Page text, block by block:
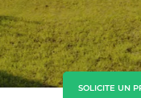
Túnez (francés)
Asia
China (chino)
SOLICITE UN